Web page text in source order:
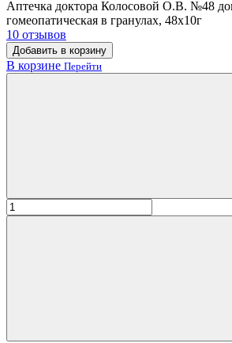
Аптечка доктора Колосовой О.В. №48
гомеопатическая в гранулах, 48х10г
10 отзывов
Добавить в корзину
В корзине Перейти